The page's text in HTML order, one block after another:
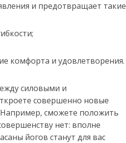
и предотвращает такие
комфорта и удовлетворения.
силовыми и
совершенно новые
сможете положить
нет: вполне
йогов станут для вас